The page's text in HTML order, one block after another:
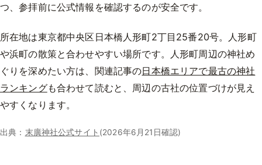
つ、参拝前に公式情報を確認するのが安全です。
所在地は東京都中央区日本橋人形町2丁目25番20号。人形町
や浜町の散策と合わせやすい場所です。人形町周辺の神社め
ぐりを深めたい方は、関連記事の日本橋エリアで最古の神社
ランキングも合わせて読むと、周辺の古社の位置づけが見え
やすくなります。
出典： 末廣神社公式サイト (2026年6月21日確認)